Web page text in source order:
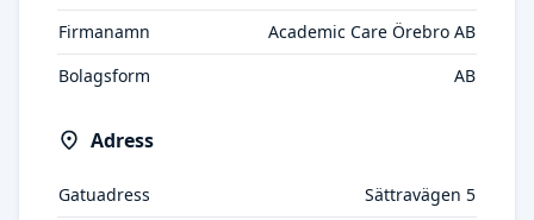
Firmanamn
Academic Care Örebro AB
Bolagsform
AB
Adress
Gatuadress
Sättravägen 5